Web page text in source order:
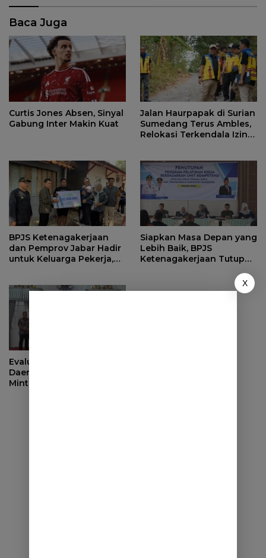
Baca Juga
Curtis Jones Absen, Sinyal
Gabung Inter Makin Kuat
Jalan Haurpapak di Surian
Sumedang Terus Ambles,
Relokasi Terkendala Izin
BPJS Ketenagakerjaan
dan Pemprov Jabar Hadir
untuk Keluarga Pekerja,
Siapkan Masa Depan yang
Lebih Baik, BPJS
Ketenagakerjaan Tutup
Evaluasi Pendapatan
Daerah, Bupati Sumedang
Minta OPD Perkuat Sinergi
X